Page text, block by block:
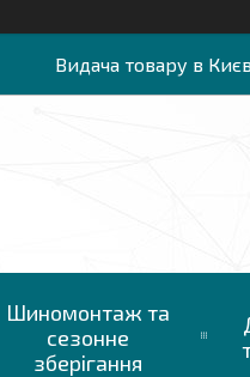
Видача товару в
Шиномонтаж та
сезонне
зберігання